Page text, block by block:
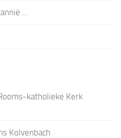
…
katholieke Kerk
Kolvenbach